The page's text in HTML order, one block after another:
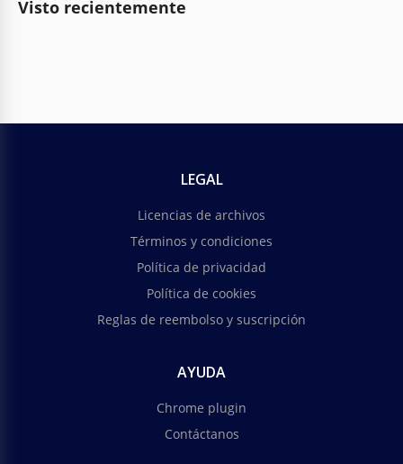
Visto recientemente
LEGAL
Licencias de archivos
Términos y condiciones
Política de privacidad
Política de cookies
Reglas de reembolso y suscripción
AYUDA
Chrome plugin
Contáctanos